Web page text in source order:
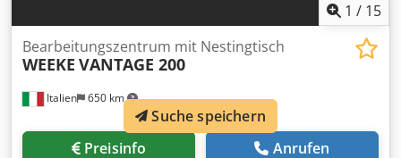
1 / 15
Italien 650 km
Bearbeitungszentrum mit Nestingtisch
WEEKE VANTAGE 200
Preisinfo Anrufen
Suche speichern